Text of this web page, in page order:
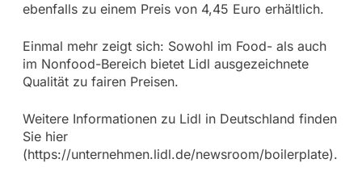
ebenfalls zu einem Preis von 4,45 Euro erhältlich.
Einmal mehr zeigt sich: Sowohl im Food- als auch
im Nonfood-Bereich bietet Lidl ausgezeichnete
Qualität zu fairen Preisen.
Weitere Informationen zu Lidl in Deutschland finden
Sie hier
(https://unternehmen.lidl.de/newsroom/boilerplate).